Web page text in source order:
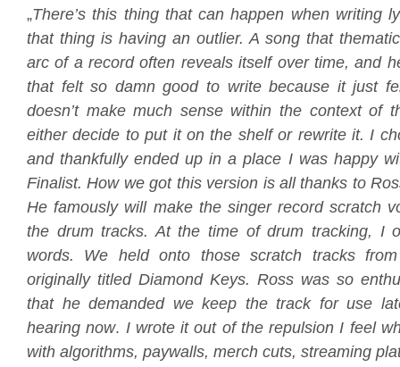
„There’s this thing that can happen when writing
that thing is having an outlier. A song that
arc of a record often reveals itself over time, and
that felt so damn good to write because it just
doesn’t make much sense within the context of
either decide to put it on the shelf or rewrite it. I
and thankfully ended up in a place I was happy
Finalist. How we got this version is all thanks to
He famously will make the singer record scratch
the drum tracks. At the time of drum tracking, I
words. We held onto those scratch tracks
originally titled Diamond Keys. Ross was so
that he demanded we keep the track for use
hearing now. I wrote it out of the repulsion I feel
with algorithms, paywalls, merch cuts, streaming